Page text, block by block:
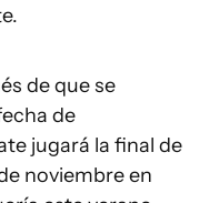
de que se
de
jugará la final de
noviembre en